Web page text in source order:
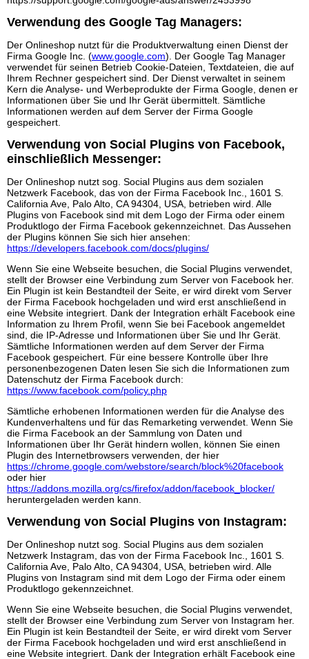
Verwendung des Google Tag Managers:
Der Onlineshop nutzt für die Produktverwaltung einen Dienst der
Firma Google Inc. (www.google.com). Der Google Tag Manager
verwendet für seinen Betrieb Cookie-Dateien, Textdateien, die auf
Ihrem Rechner gespeichert sind. Der Dienst verwaltet in seinem
Kern die Analyse- und Werbeprodukte der Firma Google, denen er
Informationen über Sie und Ihr Gerät übermittelt. Sämtliche
Informationen werden auf dem Server der Firma Google
gespeichert.
Verwendung von Social Plugins von Facebook,
einschließlich Messenger:
Der Onlineshop nutzt sog. Social Plugins aus dem sozialen
Netzwerk Facebook, das von der Firma Facebook Inc., 1601 S.
California Ave, Palo Alto, CA 94304, USA, betrieben wird. Alle
Plugins von Facebook sind mit dem Logo der Firma oder einem
Produktlogo der Firma Facebook gekennzeichnet. Das Aussehen
der Plugins können Sie sich hier ansehen:
https://developers.facebook.com/docs/plugins/
Wenn Sie eine Webseite besuchen, die Social Plugins verwendet,
stellt der Browser eine Verbindung zum Server von Facebook her.
Ein Plugin ist kein Bestandteil der Seite, er wird direkt vom Server
der Firma Facebook hochgeladen und wird erst anschließend in
eine Website integriert. Dank der Integration erhält Facebook eine
Information zu Ihrem Profil, wenn Sie bei Facebook angemeldet
sind, die IP-Adresse und Informationen über Sie und Ihr Gerät.
Sämtliche Informationen werden auf dem Server der Firma
Facebook gespeichert. Für eine bessere Kontrolle über Ihre
personenbezogenen Daten lesen Sie sich die Informationen zum
Datenschutz der Firma Facebook durch:
https://www.facebook.com/policy.php
Sämtliche erhobenen Informationen werden für die Analyse des
Kundenverhaltens und für das Remarketing verwendet. Wenn Sie
die Firma Facebook an der Sammlung von Daten und
Informationen über Ihr Gerät hindern wollen, können Sie einen
Plugin des Internetbrowsers verwenden, der hier
https://chrome.google.com/webstore/search/block%20facebook
oder hier
https://addons.mozilla.org/cs/firefox/addon/facebook_blocker/
heruntergeladen werden kann.
Verwendung von Social Plugins von Instagram:
Der Onlineshop nutzt sog. Social Plugins aus dem sozialen
Netzwerk Instagram, das von der Firma Facebook Inc., 1601 S.
California Ave, Palo Alto, CA 94304, USA, betrieben wird. Alle
Plugins von Instagram sind mit dem Logo der Firma oder einem
Produktlogo gekennzeichnet.
Wenn Sie eine Webseite besuchen, die Social Plugins verwendet,
stellt der Browser eine Verbindung zum Server von Instagram her.
Ein Plugin ist kein Bestandteil der Seite, er wird direkt vom Server
der Firma Facebook hochgeladen und wird erst anschließend in
eine Website integriert. Dank der Integration erhält Facebook eine